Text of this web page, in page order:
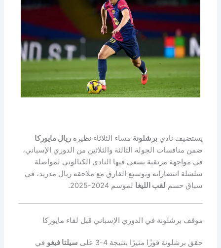
يستضيف ناديبرشلونة مساء الثلاثاء نظيرهريال مايوركا
ضمن منافسات الجولة الثالثة والثلاثين من الدوري الإسباني،
في مواجهة مرتقبة يسعى فيها النادي الكتالوني لمواصلة
سلسلة انتصاراته وتوسيع الفارق مع ملاحقه ريال مدريد، في
سباق حسم لقب الليغا لموسم 2024-2025.
موقف برشلونة في الدوري الإسباني قبل لقاء مايوركا
حقق برشلونة فوزًا مثيرًا بنتيجة 4-3 على سيلتا فيغو في